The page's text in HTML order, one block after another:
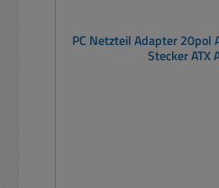
PC Netzteil Adapter 20pol
Stecker ATX